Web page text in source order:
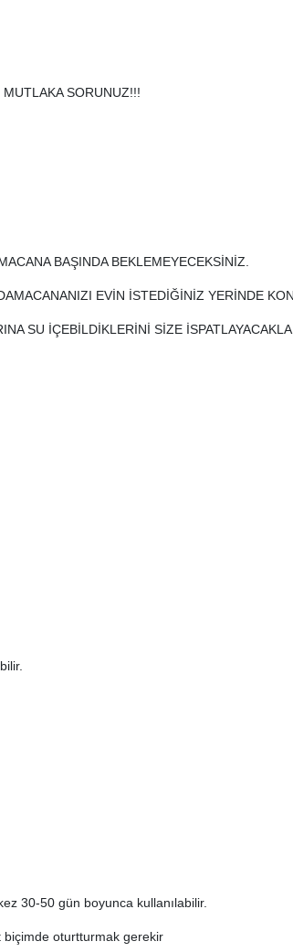
SORUNUZ!!!
BAŞINDA BEKLEMEYECEKSİNİZ.
EVİN İSTEDİĞİNİZ YERİNDE
SU İÇEBİLDİKLERİNİ SİZE
30-50 gün boyunca kullanılabilir.
biçimde oturtturmak gerekir